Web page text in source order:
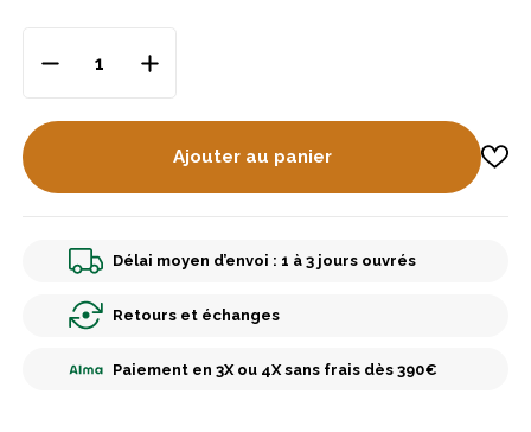
Ajouter au panier
Délai moyen d’envoi : 1 à 3 jours ouvrés
Retours et échanges
Paiement en 3X ou 4X sans frais dès 390€